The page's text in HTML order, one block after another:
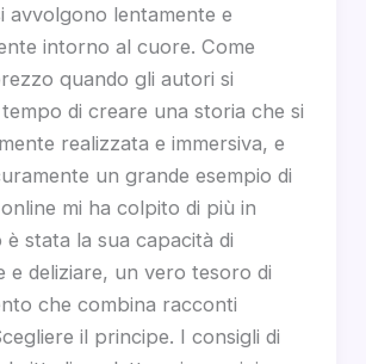
avvolgono lentamente e
intorno al cuore. Come
quando gli autori si
di creare una storia che si
realizzata e immersiva, e
un grande esempio di
mi ha colpito di più in
stata la sua capacità di
e deliziare, un vero tesoro di
che combina racconti
il principe. I consigli di